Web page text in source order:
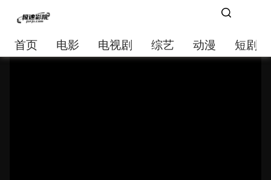
首页 电影 电视剧 综艺 动漫 短剧